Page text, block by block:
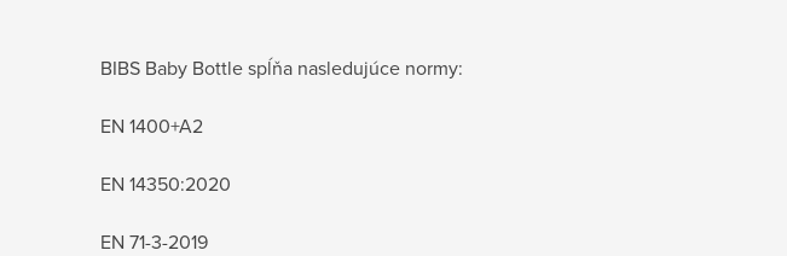
BIBS Baby Bottle spĺňa nasledujúce normy:
EN 1400+A2
EN 14350:2020
EN 71-3-2019